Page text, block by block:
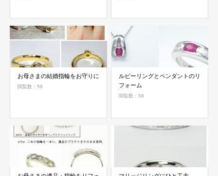
お母さまの結婚指輪をお守りに
閲覧数：59
ルビーリングとペンダントのリ
フォーム
閲覧数：58